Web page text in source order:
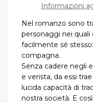
Informazioni
Nel romanzo sono
personaggi nei
facilmente sé
compagna.
Senza cadere negli
e verista, da essi
lucida capacità di
nostra società. E